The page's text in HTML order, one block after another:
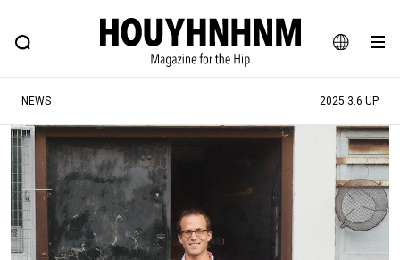
JA
EN
FEATURE BLOG SNAP
ヒップなファッション、カルチャー、ライフスタイルWEBマガジン
#注目のタグ
#SHOPPING ADDICT #憧れの逸品
#ESSENTIAL DESIGNS #古着サミット
#NEW VINTAGE #マイナーグッド図鑑
NEWS 2025.3.6 UP